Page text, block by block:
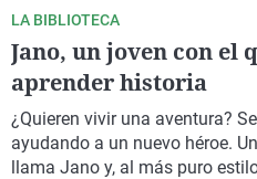
LA BIBLIOTECA
Jano, un joven con el
aprender historia
¿Quieren vivir una aventura?
ayudando a un nuevo héroe.
llama Jano y, al más puro